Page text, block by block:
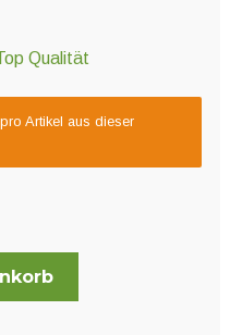
Qualität
Artikel aus dieser